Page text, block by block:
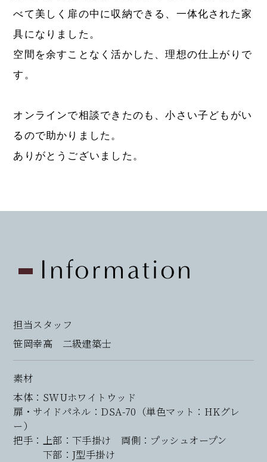
べて美しく扉の中に収納できる、一体化された家
具になりました。
空間を余すことなく活かした、理想の仕上がりで
す。
オンラインで相談できたのも、小さい子どもがい
るので助かりました。
ありがとうございました。
Information
担当スタッフ
笹岡幸高 二級建築士
素材
本体：SWUホワイトウッド
扉・サイドパネル：DSA-70（単色マット：HKグレ
ー）
把手：上部：下手掛け 両側：プッシュオープン
下部：J型手掛け